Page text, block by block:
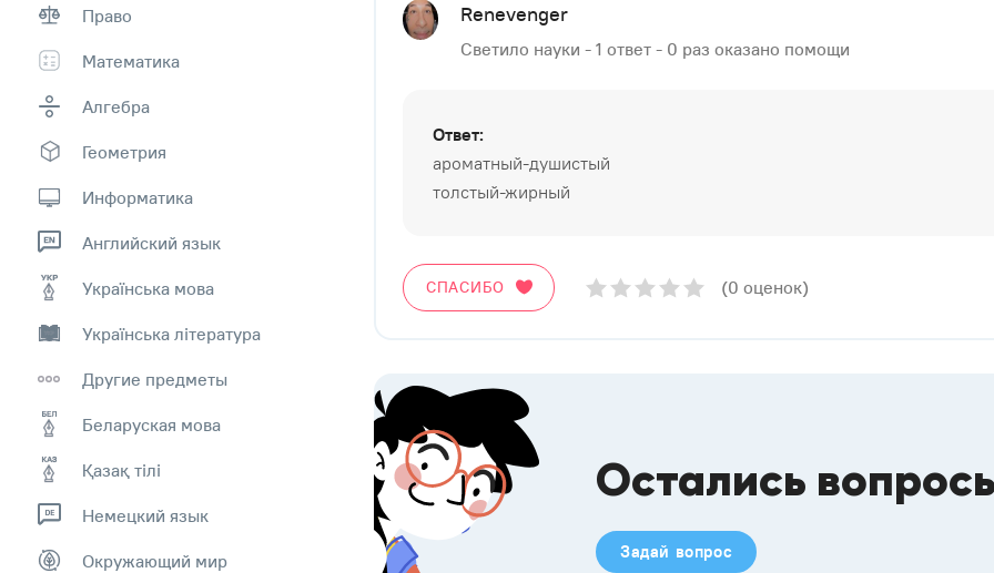
Право
Математика
Алгебра
Геометрия
Информатика
Английский язык
Українська мова
Українська література
Другие предметы
Беларуская мова
Қазақ тiлi
Немецкий язык
Окружающий мир
Renevenger
Светило науки - 1 ответ - 0 раз оказано помощи
Ответ:
ароматный-душистый
толстый-жирный
СПАСИБО (0 оценок)
Остались
Задай вопрос